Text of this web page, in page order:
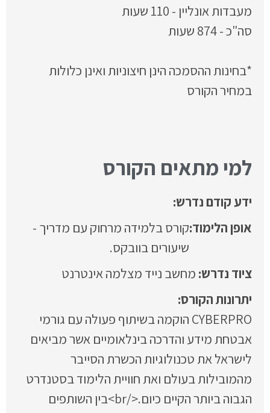
מעבדות אונליין - 110 שעות
סה"כ - 874 שעות
*בחינות ההסמכה הינן חיצוניות ואינן כלולות
במחיר הקורס
למי מתאים הקורס
ידע קודם נדרש:
אופן הלימוד:קורס בלמידה מרחוק עם מדריך -
שיעורים בוובקס.
מחשב נייד מצלמה אינטרנט
CYBERPRO הוקמה בשיתוף פעולה עם גורמי
אבטחת מידע והדרכה בינלאומיים אשר מביאים
לישראל את טכנולוגיות הכשרת הסייבר
מהמובילות בעולם ואת חוויית הלימוד בסטנדרט
הגבוה ביותר הקיים כיום.</br>בין השותפים